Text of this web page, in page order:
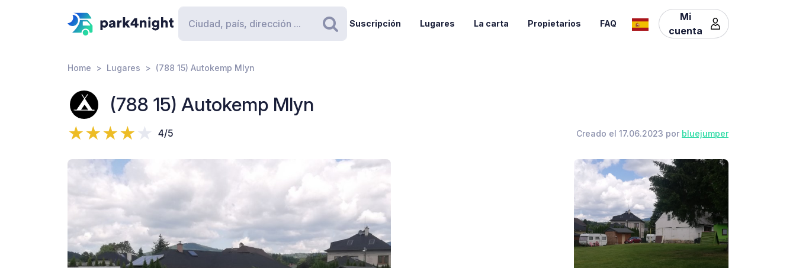
Buscar
Suscripción Lugares La carta Propietarios FAQ
Mi
cuenta
Home Lugares (788 15) Autokemp Mlyn
(788 15) Autokemp Mlyn
4/5 Creado el 17.06.2023 por bluejumper